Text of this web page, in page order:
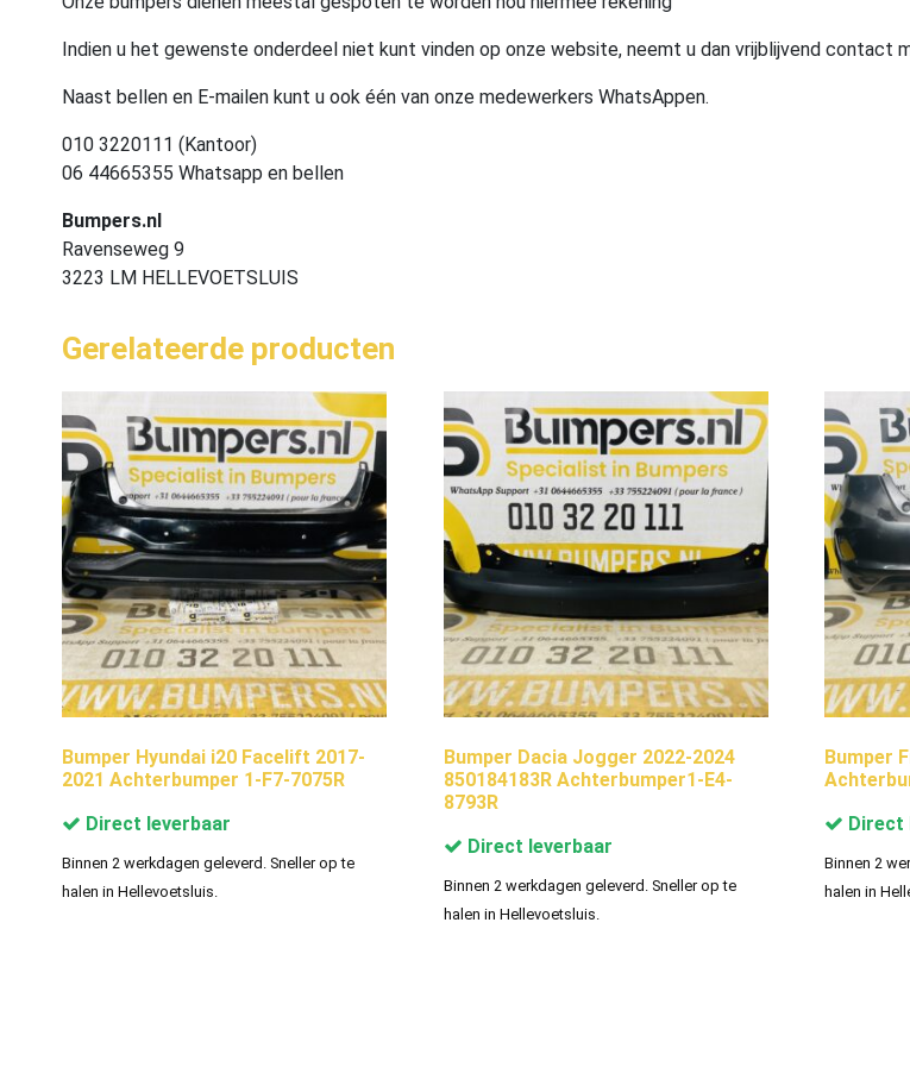
Indien u het gewenste onderdeel niet kunt vinden op onze website, neemt u dan vrijblijvend contact
Naast bellen en E-mailen kunt u ook één van onze medewerkers WhatsAppen.
010 3220111 (Kantoor)
06 44665355 Whatsapp en bellen
Bumpers.nl
Ravenseweg 9
3223 LM HELLEVOETSLUIS
Gerelateerde producten
Bumper Hyundai i20 Facelift 2017-
2021 Achterbumper 1-F7-7075R
Direct leverbaar
Binnen 2 werkdagen geleverd. Sneller op te
halen in Hellevoetsluis.
Bumper Dacia Jogger 2022-2024
850184183R Achterbumper1-E4-
8793R
Direct leverbaar
Binnen 2 werkdagen geleverd. Sneller op te
halen in Hellevoetsluis.
Bumper
Direct
Binnen 2
halen in